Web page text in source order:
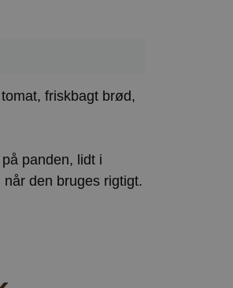
friskbagt brød,
panden, lidt i
den bruges rigtigt.